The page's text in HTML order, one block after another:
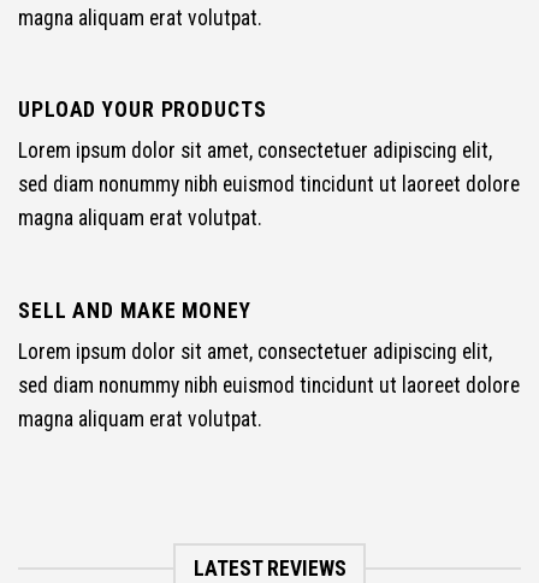
商
品
ら
選
す
magna aliquam erat volutpat.
UPLOAD YOUR PRODUCTS
Lorem ipsum dolor sit amet, consectetuer adipiscing elit,
sed diam nonummy nibh euismod tincidunt ut laoreet dolore
magna aliquam erat volutpat.
SELL AND MAKE MONEY
Lorem ipsum dolor sit amet, consectetuer adipiscing elit,
sed diam nonummy nibh euismod tincidunt ut laoreet dolore
magna aliquam erat volutpat.
LATEST REVIEWS